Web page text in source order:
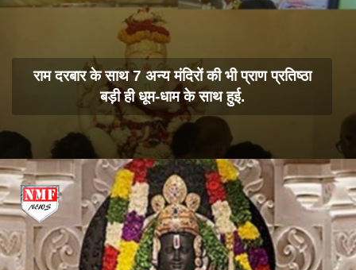
राम दरबार के साथ 7 अन्य मंदिरों की भी प्राण प्रतिष्ठा
बड़ी ही धूम-धाम के साथ हुई.